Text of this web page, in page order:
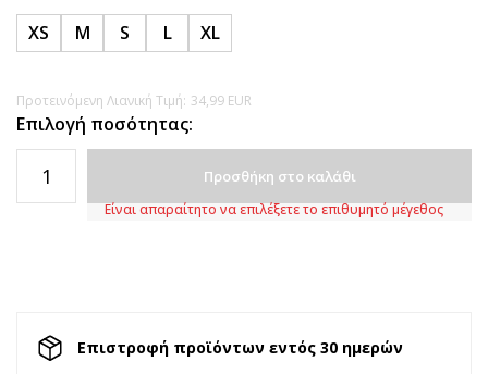
XS M S L XL
Προτεινόμενη Λιανική Τιμή: 34,99 EUR
Επιλογή ποσότητας:
Προσθήκη στο καλάθι
Είναι απαραίτητο να επιλέξετε το επιθυμητό μέγεθος
Επιστροφή προϊόντων εντός 30 ημερών